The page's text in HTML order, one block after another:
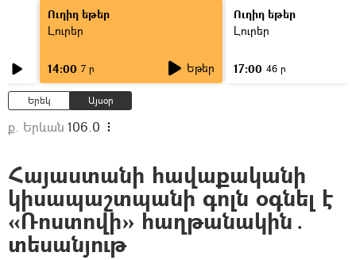
Ուղիղ եթեր
Լուրեր
14:00 7 ր Եթեր
Ուղիղ եթեր
Լուրեր
17:00 46 ր
Երեկ Այսօր
ք. Երևան 106.0
Հայաստանի հավաքականի
կիսապաշտպանի գոլն օգնել է
«Ռոստովի» հաղթանակին․
տեսանյութ